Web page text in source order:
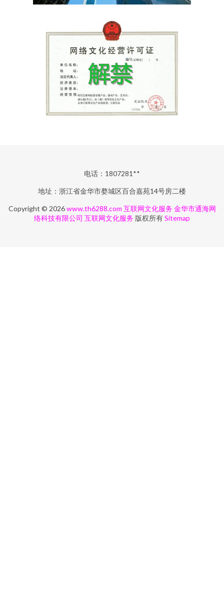
电话：1807281**
地址：浙江省金华市婺城区百合嘉苑14号房二楼
Copyright © 2026www.th6288.com 互联网文化服务 金华市通海网
络科技有限公司 互联网文化服务 版权所有Sitemap